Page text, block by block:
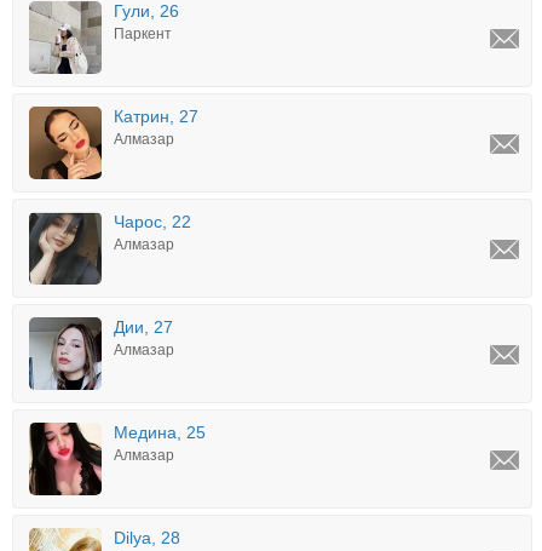
Гули, 26
Паркент
Катрин, 27
Алмазар
Чарос, 22
Алмазар
Дии, 27
Алмазар
Медина, 25
Алмазар
Dilya, 28